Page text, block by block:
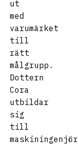
ut
med
varumärket
till
rätt
målgrupp.
Dottern
Cora
utbildar
sig
till
maskiningenjör